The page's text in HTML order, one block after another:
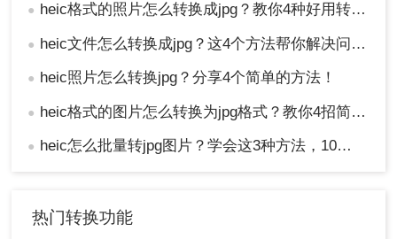
● heic格式的照片怎么转换成jpg？教你4种好用转换方法！
● heic文件怎么转换成jpg？这4个方法帮你解决问题！
● heic照片怎么转换jpg？分享4个简单的方法！
● heic格式的图片怎么转换为jpg格式？教你4招简便的转换方法！
● heic怎么批量转jpg图片？学会这3种方法，10秒转换上百张图片。
热门转换功能